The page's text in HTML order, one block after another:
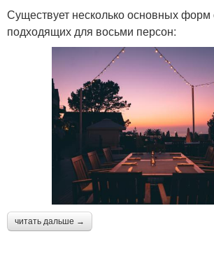
Существует несколько основных форм
подходящих для восьми персон:
читать дальше →